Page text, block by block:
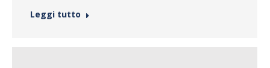
Leggi tutto